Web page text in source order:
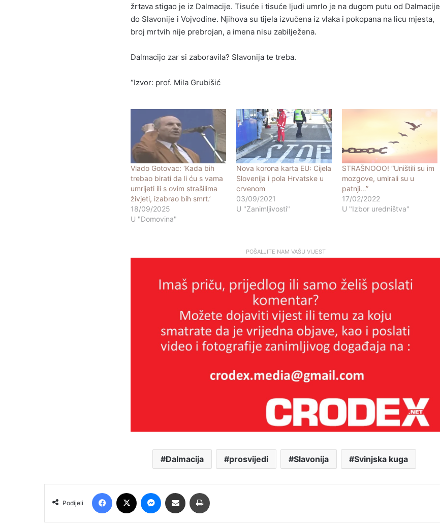
žrtava stigao je iz Dalmacije. Tisuće i tisuće ljudi umrlo je na dugom putu od Dalmacije
do Slavonije i Vojvodine. Njihova su tijela izvučena iz vlaka i pokopana na licu mjesta,
broj mrtvih nije prebrojan, a imena nisu zabilježena.
Dalmacijo zar si zaboravila? Slavonija te treba.
“Izvor: prof. Mila Grubišić
Vlado Gotovac: ‘Kada bih
trebao birati da li ću s vama
umrijeti ili s ovim strašilima
živjeti, izabrao bih smrt.’
18/09/2025
U "Domovina"
Nova korona karta EU: Cijela
Slovenija i pola Hrvatske u
crvenom
03/09/2021
U "Zanimljivosti"
STRAŠNOOO! “Uništili su im
mozgove, umirali su u
patnji…”
17/02/2022
U "Izbor uredništva"
POŠALJITE NAM VAŠU VIJEST
Dalmacija prosvijedi Slavonija Svinjska kuga
Podijeli
Facebook Messenger
Podijeli putem E-maila
Tko štiti nasilne migrante? Slučaj
bošnjačkih nacionalista: Ne mrzim
vas, ali ovakva politika vodi raspadu
BiH
vlasti.
Skok 2 – operacija koja je spasila